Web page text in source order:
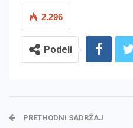
2.296
Podeli
PRETHODNI SADRŽAJ